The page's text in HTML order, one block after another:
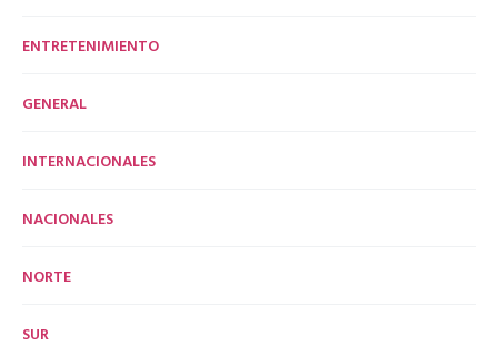
ENTRETENIMIENTO
GENERAL
INTERNACIONALES
NACIONALES
NORTE
SUR